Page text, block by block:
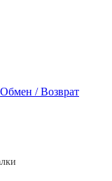
Обмен / Возврат